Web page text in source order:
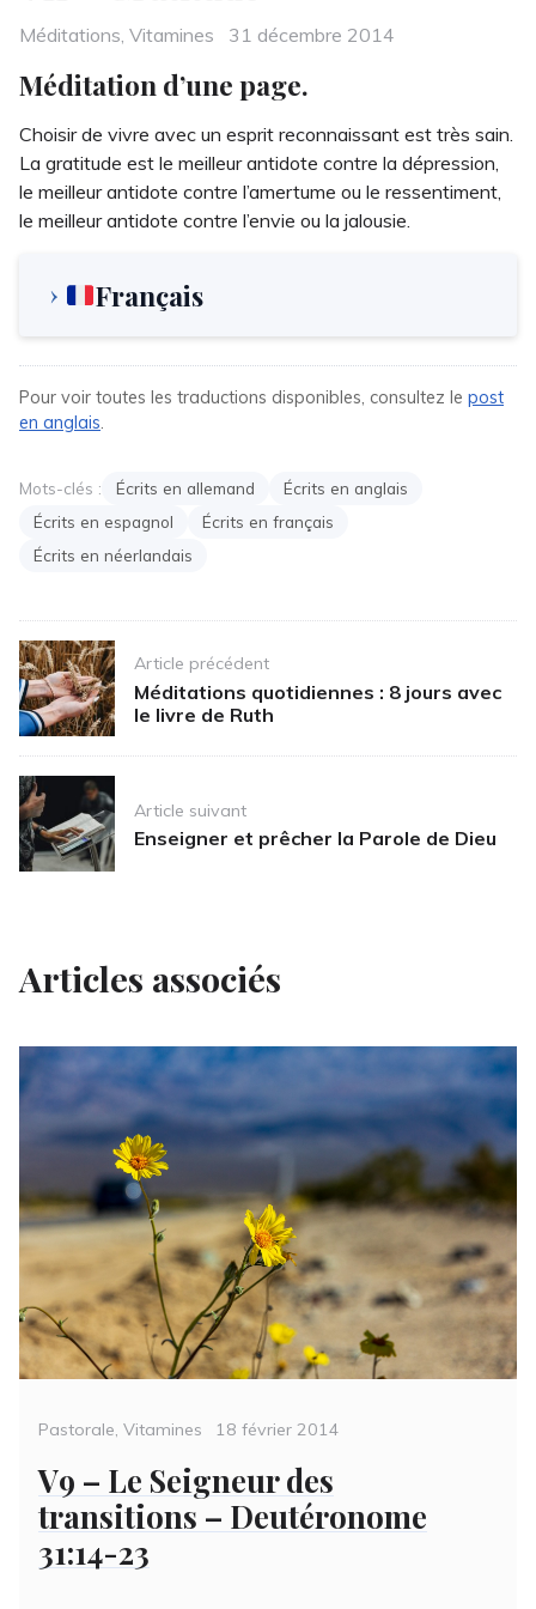
Categories
Méditations, Vitamines
Posted
31 décembre 2014
Méditation d’une page.
Choisir de vivre avec un esprit reconnaissant est très sain.
La gratitude est le meilleur antidote contre la dépression,
le meilleur antidote contre l’amertume ou le ressentiment,
le meilleur antidote contre l’envie ou la jalousie.
Français
Pour voir toutes les traductions disponibles, consultez le post
en anglais.
Mots-clés : Écrits en allemand
Écrits en anglais
Écrits en espagnol
Écrits en français
Écrits en néerlandais
Post
navigation
Article précédent
Méditations quotidiennes : 8 jours avec
le livre de Ruth
Article suivant
Enseigner et prêcher la Parole de Dieu
Articles associés
Categories
Pastorale, Vitamines
Posted
18 février 2014
V9 – Le Seigneur des
transitions – Deutéronome
31:14-23